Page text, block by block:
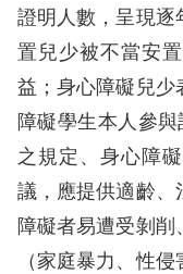
申
訴
人
權
資
料
庫
證明人數，呈現逐
置兒少被不當安
益；身心障礙兒少
障礙學生本人參與
之規定、身心障
議，應提供適齡、
障礙者易遭受剝
（家庭暴力、性